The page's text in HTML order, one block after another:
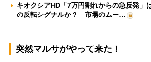
キオクシアHD「7万円割れからの急反発」
の反転シグナルか？ 市場のムー…
突然マルサがやって来た！